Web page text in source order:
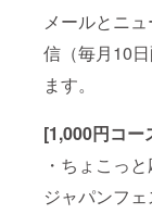
メールとニ
信（毎月10
ます。
[1,000円コー
・ちょこっ
ジャパンフ